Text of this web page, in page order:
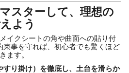
スターして、理想の
よう
イクシートの角や曲面への貼り付
束事を守れば、初心者でも驚くほど
ます。
すり掛け）を徹底し、土台を滑らか